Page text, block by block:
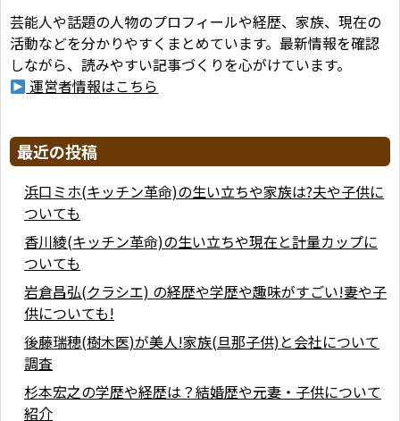
芸能人や話題の人物のプロフィールや経歴、家族、現在の
活動などを分かりやすくまとめています。最新情報を確認
しながら、読みやすい記事づくりを心がけています。
運営者情報はこちら
最近の投稿
浜口ミホ(キッチン革命)の生い立ちや家族は?夫や子供に
ついても
香川綾(キッチン革命)の生い立ちや現在と計量カップに
ついても
岩倉昌弘(クラシエ) の経歴や学歴や趣味がすごい!妻や子
供についても!
後藤瑞穂(樹木医)が美人!家族(旦那子供)と会社について
調査
杉本宏之の学歴や経歴は？結婚歴や元妻・子供について
紹介